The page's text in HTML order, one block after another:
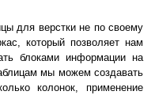
для верстки не по своему
который позволяет нам
блоками информации на
мы можем создавать
колонок, применение